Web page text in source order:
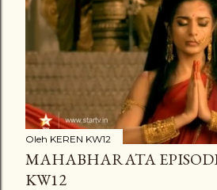
Oleh KEREN KW12
MAHABHARATA
KW12